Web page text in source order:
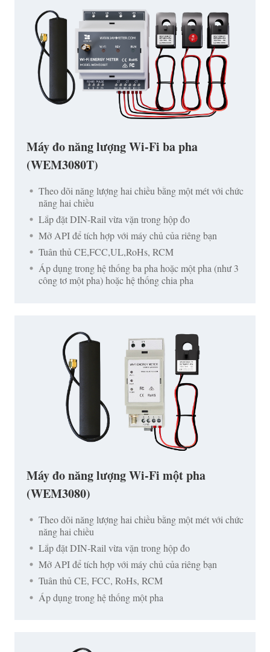
Máy đo năng lượng Wi-Fi ba pha
(WEM3080T)
Theo dõi năng lượng hai chiều bằng một mét với chức
năng hai chiều
Lắp đặt DIN-Rail vừa vặn trong hộp đo
Mở API để tích hợp với máy chủ của riêng bạn
Tuân thủ CE,FCC,UL,RoHs, RCM
Áp dụng trong hệ thống ba pha hoặc một pha (như 3
công tơ một pha) hoặc hệ thống chia pha
Máy đo năng lượng Wi-Fi một pha
(WEM3080)
Theo dõi năng lượng hai chiều bằng một mét với chức
năng hai chiều
Lắp đặt DIN-Rail vừa vặn trong hộp đo
Mở API để tích hợp với máy chủ của riêng bạn
Tuân thủ CE, FCC, RoHs, RCM
Áp dụng trong hệ thống một pha